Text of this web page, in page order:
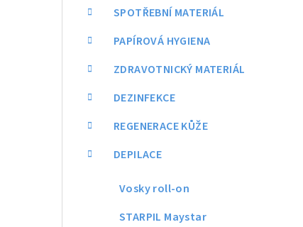
SPOTŘEBNÍ MATERIÁL
PAPÍROVÁ HYGIENA
ZDRAVOTNICKÝ MATERIÁL
DEZINFEKCE
REGENERACE KŮŽE
DEPILACE
Vosky roll-on
STARPIL Maystar